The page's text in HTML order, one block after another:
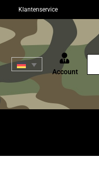
Klantenservice
Account